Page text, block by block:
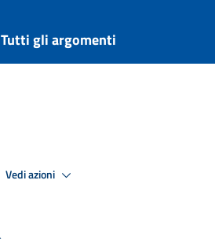
Tutti gli argomenti
Vedi azioni